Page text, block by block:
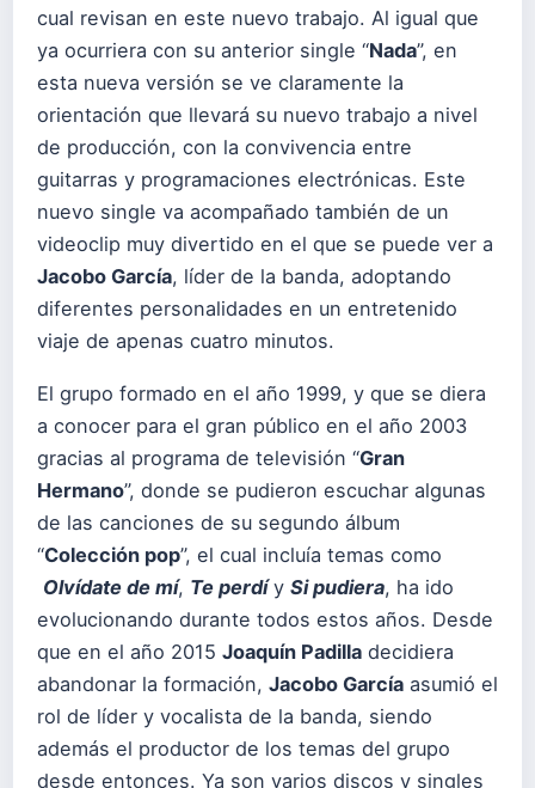
cual revisan en este nuevo trabajo. Al igual que
ya ocurriera con su anterior single “Nada”, en
esta nueva versión se ve claramente la
orientación que llevará su nuevo trabajo a nivel
de producción, con la convivencia entre
guitarras y programaciones electrónicas. Este
nuevo single va acompañado también de un
videoclip muy divertido en el que se puede ver a
Jacobo García, líder de la banda, adoptando
diferentes personalidades en un entretenido
viaje de apenas cuatro minutos.
El grupo formado en el año 1999, y que se diera
a conocer para el gran público en el año 2003
gracias al programa de televisión “Gran
Hermano”, donde se pudieron escuchar algunas
de las canciones de su segundo álbum
“Colección pop”, el cual incluía temas como
Olvídate de mí, Te perdíy Si pudiera, ha ido
evolucionando durante todos estos años. Desde
que en el año 2015 Joaquín Padilla decidiera
abandonar la formación, Jacobo García asumió el
rol de líder y vocalista de la banda, siendo
además el productor de los temas del grupo
desde entonces. Ya son varios discos y singles